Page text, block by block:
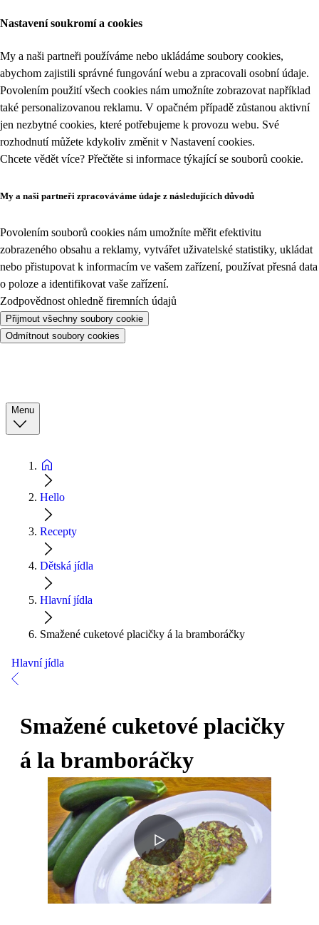
Nastavení soukromí a cookies
My a naši partneři používáme nebo ukládáme soubory cookies,
abychom zajistili správné fungování webu a zpracovali osobní údaje.
Povolením použití všech cookies nám umožníte zobrazovat například
také personalizovanou reklamu. V opačném případě zůstanou aktivní
jen nezbytné cookies, které potřebujeme k provozu webu. Své
rozhodnutí můžete kdykoliv změnit v Nastavení cookies.
Chcete vědět více? Přečtěte si informace týkající se souborů cookie.
My a naši partneři zpracováváme údaje z následujících důvodů
Povolením souborů cookies nám umožníte měřit efektivitu
zobrazeného obsahu a reklamy, vytvářet uživatelské statistiky, ukládat
nebo přistupovat k informacím ve vašem zařízení, používat přesná data
o poloze a identifikovat vaše zařízení.
Zodpovědnost ohledně firemních údajů
Přijmout všechny soubory cookie
Odmítnout soubory cookies
Menu
Hello
Recepty
Dětská jídla
Hlavní jídla
Smažené cuketové placičky á la bramboráčky
Hlavní jídla
Smažené cuketové placičky
á la bramboráčky